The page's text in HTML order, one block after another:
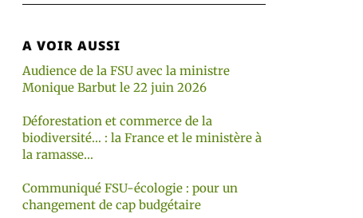
A VOIR AUSSI
Audience de la FSU avec la ministre
Monique Barbut le 22 juin 2026
Déforestation et commerce de la
biodiversité… : la France et le ministère à
la ramasse…
Communiqué FSU-écologie : pour un
changement de cap budgétaire